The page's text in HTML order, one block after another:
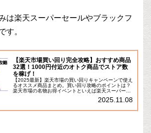
は楽天スーパーセールやブラックフ
す。
【楽天市場買い回り完全攻略】おすすめ商品
32選！1000円付近のオトク商品でストア数
を稼げ！
【2025最新】楽天市場の買い回りキャンペーンで使え
るオススメ商品まとめ。買い回り攻略のポイントは？
楽天市場の名物お得イベントといえば楽天スーパーセ
楽しみなんですよね～。そして、これらのイベン...
2025.11.08